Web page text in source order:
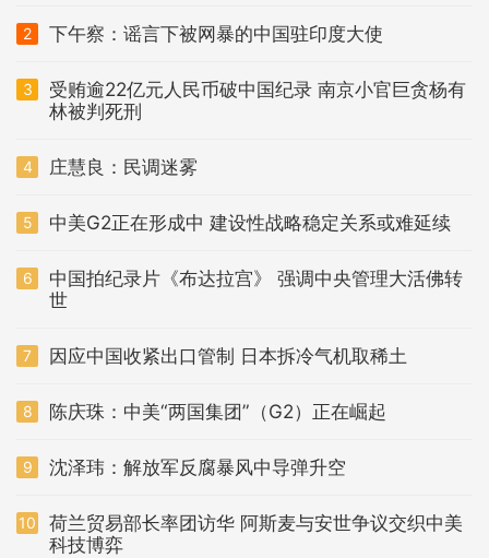
2 下午察：谣言下被网暴的中国驻印度大使
3
受贿逾22亿元人民币破中国纪录 南京小官巨贪杨有
林被判死刑
4 庄慧良：民调迷雾
5 中美G2正在形成中 建设性战略稳定关系或难延续
6
中国拍纪录片《布达拉宫》 强调中央管理大活佛转
世
7 因应中国收紧出口管制 日本拆冷气机取稀土
8 陈庆珠：中美“两国集团”（G2）正在崛起
9 沈泽玮：解放军反腐暴风中导弹升空
10
荷兰贸易部长率团访华 阿斯麦与安世争议交织中美
科技博弈